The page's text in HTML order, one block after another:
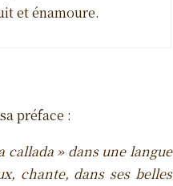
et énamoure.
préface :
callada » dans une langue
chante, dans ses belles